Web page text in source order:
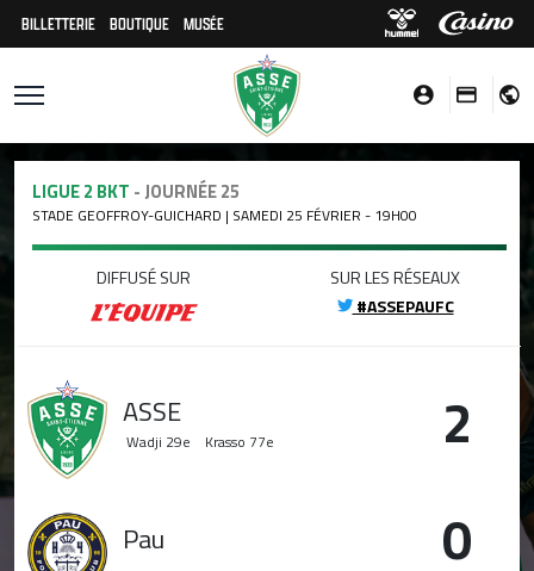
BILLETTERIE BOUTIQUE MUSÉE
LIGUE 2 BKT - JOURNÉE 25
STADE GEOFFROY-GUICHARD | SAMEDI 25 FÉVRIER - 19H00
DIFFUSÉ SUR
SUR LES RÉSEAUX
#ASSEPAUFC
ASSE
Wadji 29e Krasso 77e 2
Pau 0